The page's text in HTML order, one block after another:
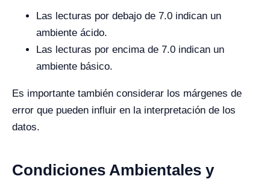
Las lecturas por debajo de 7.0 indican un
ambiente ácido.
Las lecturas por encima de 7.0 indican un
ambiente básico.
Es importante también considerar los márgenes de
error que pueden influir en la interpretación de los
datos.
Condiciones Ambientales y